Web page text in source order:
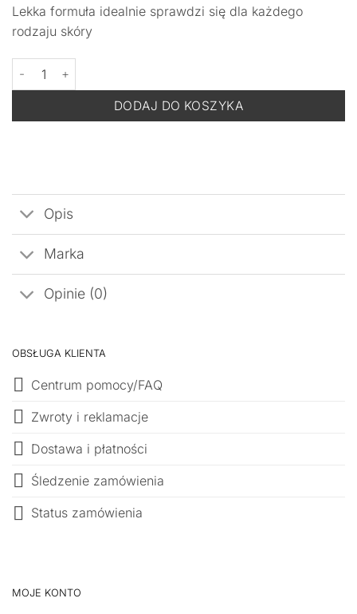
Lekka formuła idealnie sprawdzi się dla każdego
rodzaju skóry
ilość KSURGERY Instalift Multi Lift Booster -Booster z Efektem
DODAJ DO KOSZYKA
Opis
Marka
Opinie (0)
OBSŁUGA KLIENTA
Centrum pomocy/FAQ
Zwroty i reklamacje
Dostawa i płatności
Śledzenie zamówienia
Status zamówienia
MOJE KONTO